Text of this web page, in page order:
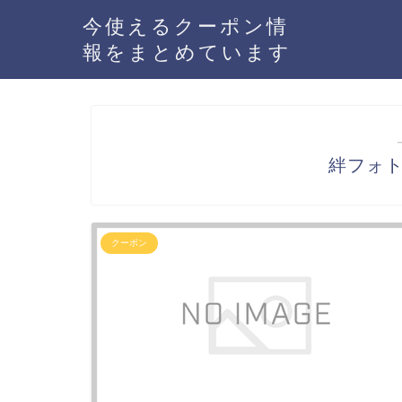
今使えるクーポン情
報をまとめています
絆フォ
クーポン